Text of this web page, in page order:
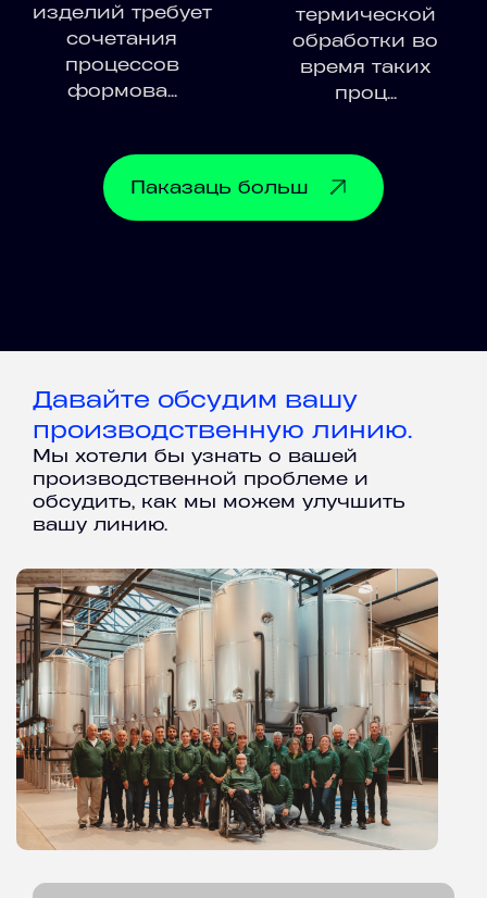
изделий требует
сочетания
процессов
формова...
термической
обработки во
время таких
проц...
Паказаць больш
Давайте обсудим вашу
производственную линию.
Мы хотели бы узнать о вашей
производственной проблеме и
обсудить, как мы можем улучшить
вашу линию.